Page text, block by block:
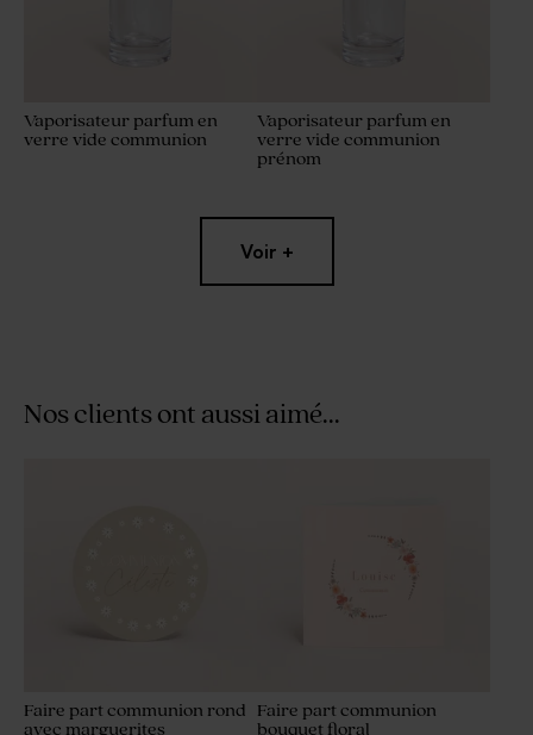
Vaporisateur parfum en
verre vide communion
Vaporisateur parfum en
verre vide communion
prénom
Voir +
Nos clients ont aussi aimé...
Faire part communion rond
avec marguerites
Faire part communion
bouquet floral